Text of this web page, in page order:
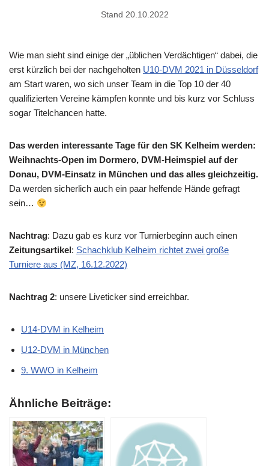
Stand 20.10.2022
Wie man sieht sind einige der „üblichen Verdächtigen“ dabei, die
erst kürzlich bei der nachgeholten U10-DVM 2021 in Düsseldorf
am Start waren, wo sich unser Team in die Top 10 der 40
qualifizierten Vereine kämpfen konnte und bis kurz vor Schluss
sogar Titelchancen hatte.
Das werden interessante Tage für den SK Kelheim werden:
Weihnachts-Open im Dormero, DVM-Heimspiel auf der
Donau, DVM-Einsatz in München und das alles gleichzeitig.
Da werden sicherlich auch ein paar helfende Hände gefragt
sein…
Nachtrag: Dazu gab es kurz vor Turnierbeginn auch einen
Zeitungsartikel: Schachklub Kelheim richtet zwei große
Turniere aus (MZ, 16.12.2022)
Nachtrag 2: unsere Liveticker sind erreichbar.
U14-DVM in Kelheim
U12-DVM in München
9. WWO in Kelheim
Ähnliche Beiträge: